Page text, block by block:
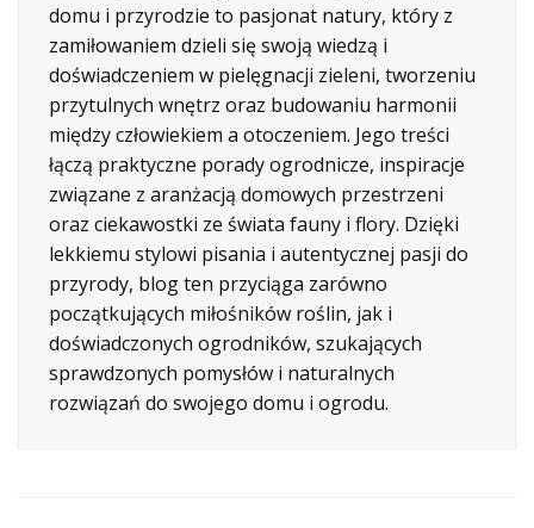
domu i przyrodzie to pasjonat natury, który z
zamiłowaniem dzieli się swoją wiedzą i
doświadczeniem w pielęgnacji zieleni, tworzeniu
przytulnych wnętrz oraz budowaniu harmonii
między człowiekiem a otoczeniem. Jego treści
łączą praktyczne porady ogrodnicze, inspiracje
związane z aranżacją domowych przestrzeni
oraz ciekawostki ze świata fauny i flory. Dzięki
lekkiemu stylowi pisania i autentycznej pasji do
przyrody, blog ten przyciąga zarówno
początkujących miłośników roślin, jak i
doświadczonych ogrodników, szukających
sprawdzonych pomysłów i naturalnych
rozwiązań do swojego domu i ogrodu.